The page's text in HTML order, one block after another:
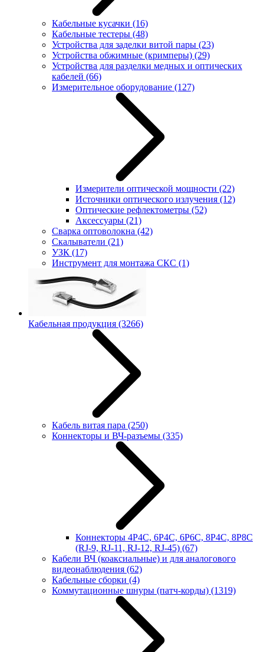
Кабельные кусачки (16)
Кабельные тестеры (48)
Устройства для заделки витой пары (23)
Устройства обжимные (кримперы) (29)
Устройства для разделки медных и оптических
кабелей (66)
Измерительное оборудование (127)
Измерители оптической мощности (22)
Источники оптического излучения (12)
Оптические рефлектометры (52)
Аксессуары (21)
Сварка оптоволокна (42)
Скалыватели (21)
УЗК (17)
Инструмент для монтажа СКС (1)
Кабельная продукция (3266)
Кабель витая пара (250)
Коннекторы и ВЧ-разъемы (335)
Коннекторы 4P4C, 6P4C, 6P6C, 8P4C, 8P8C
(RJ-9, RJ-11, RJ-12, RJ-45) (67)
Кабели ВЧ (коаксиальные) и для аналогового
видеонаблюдения (62)
Кабельные сборки (4)
Коммутационные шнуры (патч-корды) (1319)